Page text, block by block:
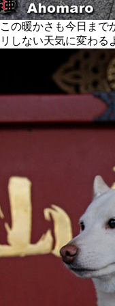
暖かさも今日まで
しない天気に変わる